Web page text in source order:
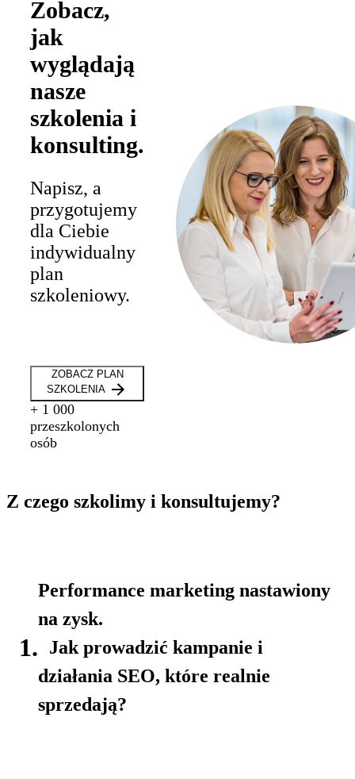
Zobacz,
jak
wyglądają
nasze
szkolenia i
konsulting.
Napisz, a
przygotujemy
dla Ciebie
indywidualny
plan
szkoleniowy.
ZOBACZ PLAN
SZKOLENIA
+ 1 000
przeszkolonych
osób
Z czego szkolimy i konsultujemy?
1.
Performance marketing nastawiony
na zysk.
Jak prowadzić kampanie i
działania SEO, które realnie
sprzedają?